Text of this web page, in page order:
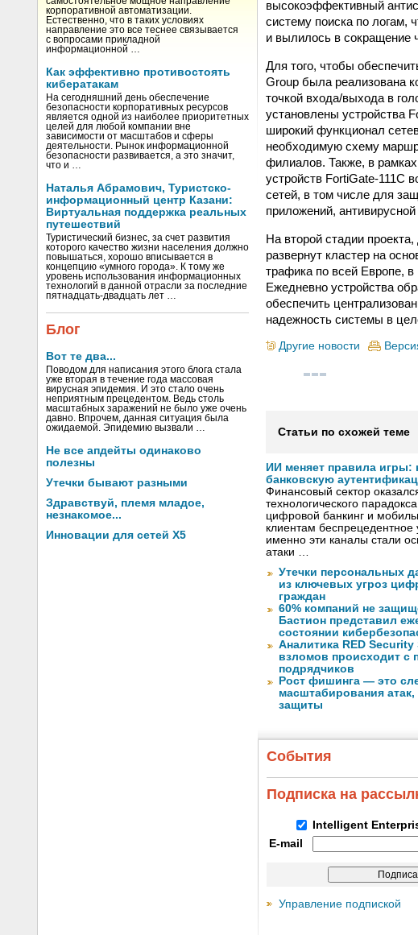
корпоративной автоматизации.
Естественно, что в таких условиях
направление это все теснее связывается
с вопросами прикладной
информационной …
Как эффективно противостоять
кибератакам
На сегодняшний день обеспечение
безопасности корпоративных ресурсов
является одной из наиболее приоритетных
целей для любой компании вне
зависимости от масштабов и сферы
деятельности. Рынок информационной
безопасности развивается, а это значит,
что и …
Наталья Абрамович, Туристско-
информационный центр Казани:
Виртуальная поддержка реальных
путешествий
Туристический бизнес, за счет развития
которого качество жизни населения должно
повышаться, хорошо вписывается в
концепцию «умного города». К тому же
уровень использования информационных
технологий в данной отрасли за последние
пятнадцать-двадцать лет …
Блог
Вот те два...
Поводом для написания этого блога стала
уже вторая в течение года массовая
вирусная эпидемия. И это стало очень
неприятным прецедентом. Ведь столь
масштабных заражений не было уже очень
давно. Впрочем, данная ситуация была
ожидаемой. Эпидемию вызвали …
Не все апдейты одинаково
полезны
Утечки бывают разными
Здравствуй, племя младое,
незнакомое...
Инновации для сетей X5
высокоэффективный
систему поиска по логам,
и вылилось в сокращение
Для того, чтобы
Group была реализована
точкой входа/выхода в
установлены устройства
широкий функционал
необходимую схему
филиалов. Также, в
устройств FortiGate-111C
сетей, в том числе для
приложений,
На второй стадии
развернут кластер на
трафика по всей Европе,
Ежедневно устройства
обеспечить
надежность системы в
Другие новости
Статьи по схожей теме
ИИ меняет правила игры:
банковскую
Финансовый сектор
технологического
цифровой банкинг и
клиентам беспрецедентное
именно эти каналы стали
атаки …
Утечки персональных
из ключевых угроз
граждан
60% компаний не
Бастион представил
состоянии
Аналитика RED Security
взломов происходит с
подрядчиков
Рост фишинга — это
масштабирования
защиты
События
Подписка на
Intelligent
E-mail
Управление подпиской